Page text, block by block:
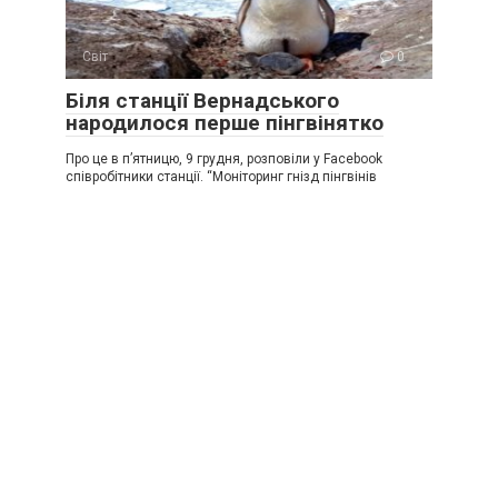
Світ 0
Біля станції Вернадського
народилося перше пінгвінятко
Про це в п’ятницю, 9 грудня, розповіли у Facebook
співробітники станції. “Моніторинг гнізд пінгвінів